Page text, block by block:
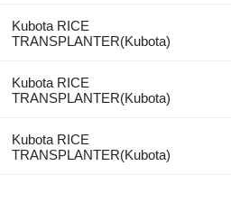
Kubota RICE
TRANSPLANTER(Kubota)
Kubota RICE
TRANSPLANTER(Kubota)
Kubota RICE
TRANSPLANTER(Kubota)